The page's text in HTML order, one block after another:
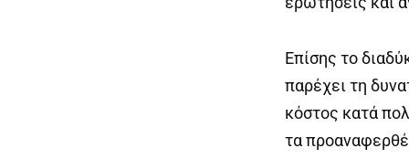
Επίσης το
παρέχει τη
κόστος κατά
τα